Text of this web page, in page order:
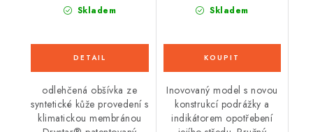
Skladem
odlehčená obšívka ze
syntetické kůže provedení s
klimatickou membránou
Skladem
Inovovaný model s novou
konstrukcí podrážky a
indikátorem opotřebení